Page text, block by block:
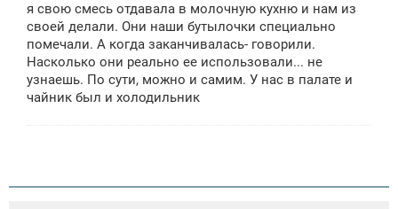
я свою смесь отдавала в молочную кухню и нам из
своей делали. Они наши бутылочки специально
помечали. А когда заканчивалась- говорили.
Насколько они реально ее использовали... не
узнаешь. По сути, можно и самим. У нас в палате и
чайник был и холодильник